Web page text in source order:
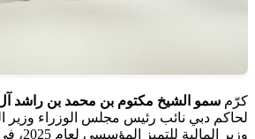
كرّم سمو الشيخ مكتوم بن محمد بن راشد
لحاكم دبي نائب رئيس مجلس الوزراء وزير
وزير